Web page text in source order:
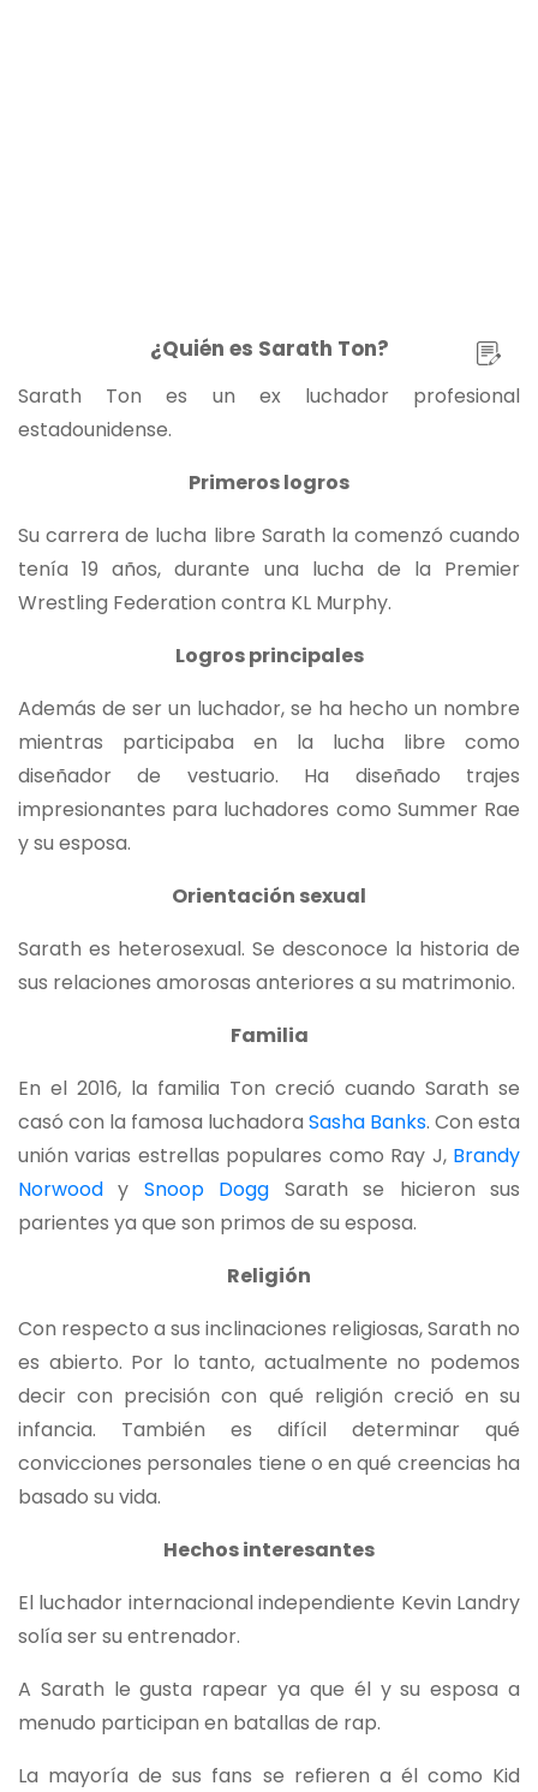
¿Quién es Sarath Ton?
Sarath Ton es un ex luchador profesional
estadounidense.
Primeros logros
Su carrera de lucha libre Sarath la comenzó cuando
tenía 19 años, durante una lucha de la Premier
Wrestling Federation contra KL Murphy.
Logros principales
Además de ser un luchador, se ha hecho un nombre
mientras participaba en la lucha libre como
diseñador de vestuario. Ha diseñado trajes
impresionantes para luchadores como Summer Rae
y su esposa.
Orientación sexual
Sarath es heterosexual. Se desconoce la historia de
sus relaciones amorosas anteriores a su matrimonio.
Familia
En el 2016, la familia Ton creció cuando Sarath se
casó con la famosa luchadora Sasha Banks. Con esta
unión varias estrellas populares como Ray J, Brandy
Norwood y Snoop Dogg Sarath se hicieron sus
parientes ya que son primos de su esposa.
Religión
Con respecto a sus inclinaciones religiosas, Sarath no
es abierto. Por lo tanto, actualmente no podemos
decir con precisión con qué religión creció en su
infancia. También es difícil determinar qué
convicciones personales tiene o en qué creencias ha
basado su vida.
Hechos interesantes
El luchador internacional independiente Kevin Landry
solía ser su entrenador.
A Sarath le gusta rapear ya que él y su esposa a
menudo participan en batallas de rap.
La mayoría de sus fans se refieren a él como Kid